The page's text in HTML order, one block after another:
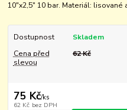
10"x2,5" 10 bar. Materiál: lisované
Dostupnost
Skladem
Cena před
slevou
62 Kč
75 Kč/ks
62 Kč bez DPH